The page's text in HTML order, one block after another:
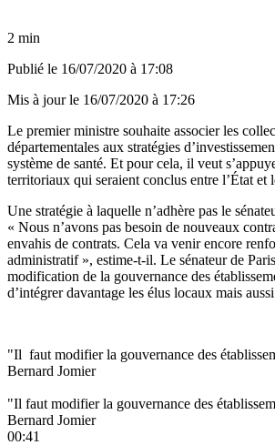
2 min
Publié le 16/07/2020 à 17:08
Mis à jour le 16/07/2020 à 17:26
Le premier ministre souhaite associer les
départementales aux stratégies
système de santé. Et pour cela, il veut
territoriaux qui seraient conclus entre l’État et
Une stratégie à laquelle n’adhère pas le
« Nous n’avons pas besoin de nouveaux
envahis de contrats. Cela va venir encore
administratif », estime-t-il. Le sénateur de
modification de la gouvernance des
d’intégrer davantage les élus locaux mais
"Il faut modifier la gouvernance des
Bernard Jomier
"Il faut modifier la gouvernance des
Bernard Jomier
00:41